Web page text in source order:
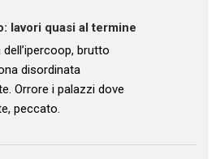
lavori quasi al termine
dell’ipercoop, brutto
disordinata
Orrore i palazzi dove
peccato.